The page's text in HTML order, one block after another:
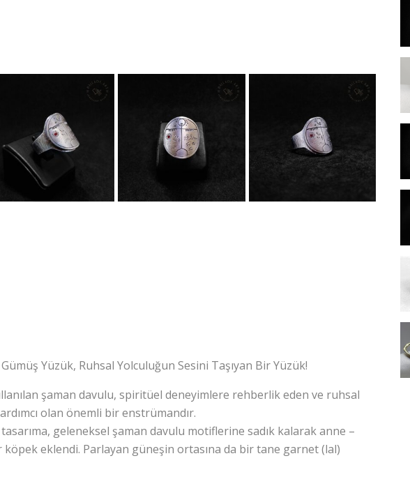
Yüzük, Ruhsal Yolculuğun Sesini Taşıyan Bir Yüzük!
şaman davulu, spiritüel deneyimlere rehberlik eden ve ruhsal
olan önemli bir enstrümandır.
geleneksel şaman davulu motiflerine sadık kalarak anne –
eklendi. Parlayan güneşin ortasına da bir tane garnet (lal)